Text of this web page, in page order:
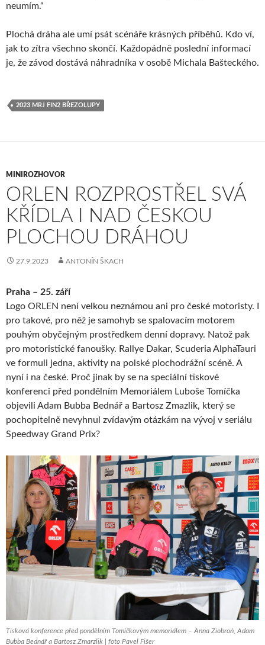
neumím.“
Plochá dráha ale umí psát scénáře krásných příběhů. Kdo ví,
jak to zítra všechno skončí. Každopádně poslední informací
je, že závod dostává náhradníka v osobě Michala Bašteckého.
2023 MRJ FIN2 BŘEZOLUPY
MINIROZHOVOR
ORLEN ROZPROSTŘEL SVÁ
KŘÍDLA I NAD ČESKOU
PLOCHOU DRÁHOU
27.9.2023 ANTONÍN ŠKACH
Praha – 25. září
Logo ORLEN není velkou neznámou ani pro české motoristy. I
pro takové, pro něž je samohyb se spalovacím motorem
pouhým obyčejným prostředkem denní dopravy. Natož pak
pro motoristické fanoušky. Rallye Dakar, Scuderia AlphaTauri
ve formuli jedna, aktivity na polské plochodrážní scéně. A
nyní i na české. Proč jinak by se na speciální tiskové
konferenci před pondělním Memoriálem Luboše Tomíčka
objevili Adam Bubba Bednář a Bartosz Zmazlik, který se
pochopitelně nevyhnul zvídavým otázkám na vývoj v seriálu
Speedway Grand Prix?
Tisková konference před pondělním Tomíčkovým memoriálem – Anna Ziobroń, Adam
Bubba Bednář a Bartosz Zmarzlik | foto Pavel Fišer